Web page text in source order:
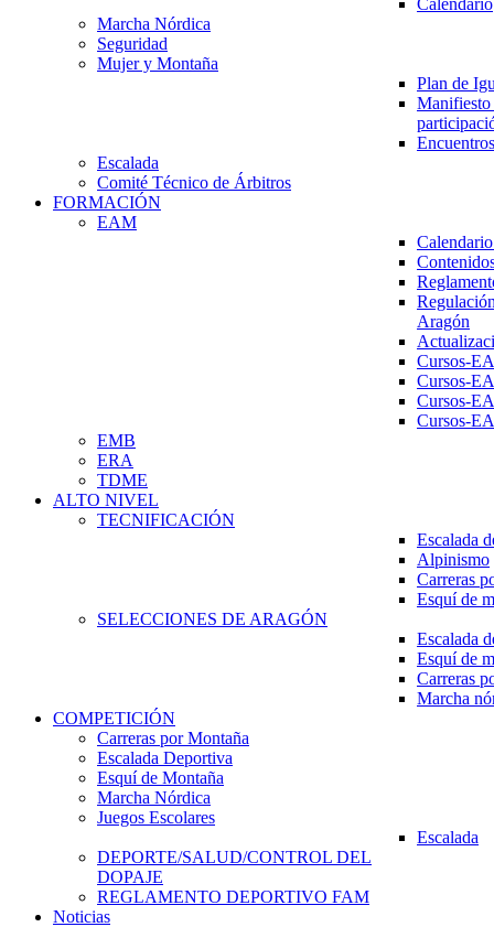
Calendario
Marcha Nórdica
Seguridad
Mujer y Montaña
Plan de
Escalada
Comité Técnico de Árbitros
FORMACIÓN
EAM
Aragón
Cursos-
Cursos-
Cursos-
Cursos-
EMB
ERA
TDME
ALTO NIVEL
TECNIFICACIÓN
Escalada
Alpinismo
Carreras
Esquí de
SELECCIONES DE ARAGÓN
Escalada
Esquí de
Carreras
Marcha
COMPETICIÓN
Carreras por Montaña
Escalada Deportiva
Esquí de Montaña
Marcha Nórdica
Juegos Escolares
Escalada
DEPORTE/SALUD/CONTROL DEL
DOPAJE
REGLAMENTO DEPORTIVO FAM
Noticias